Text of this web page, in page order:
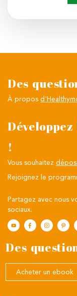
Des
À propos
!
Vous souhaitez
Rejoignez le
Partagez avec nous
sociaux.
Des
Acheter un ebook